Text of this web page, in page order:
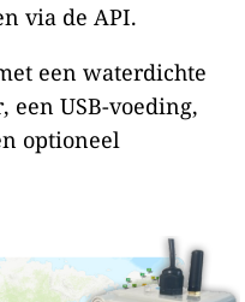
via de API.
een waterdichte
een USB-voeding,
optioneel